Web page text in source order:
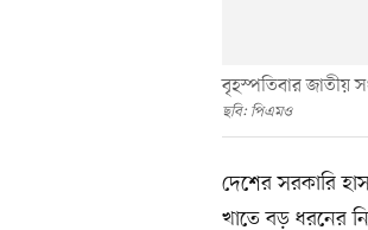
বৃহস্পতিবার জাতীয়
ছবি: পিএমও
দেশের সরকারি
খাতে বড় ধরনের